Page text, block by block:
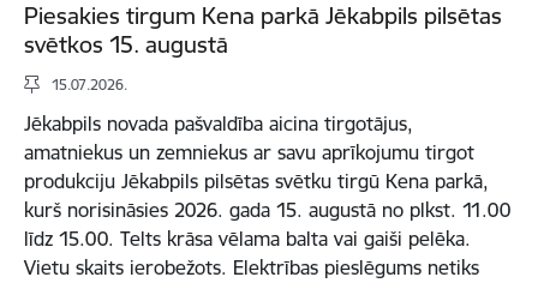
Piesakies tirgum Kena parkā Jēkabpils pilsētas
svētkos 15. augustā
15.07.2026.
Jēkabpils novada pašvaldība aicina tirgotājus,
amatniekus un zemniekus ar savu aprīkojumu tirgot
produkciju Jēkabpils pilsētas svētku tirgū Kena parkā,
kurš norisināsies 2026. gada 15. augustā no plkst. 11.00
līdz 15.00. Telts krāsa vēlama balta vai gaiši pelēka.
Vietu skaits ierobežots. Elektrības pieslēgums netiks